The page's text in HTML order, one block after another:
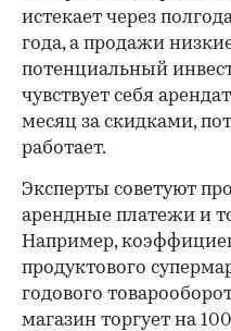
истекает через
года, а продажи
потенциальный
чувствует себя
месяц за скидками,
работает.
Эксперты советуют
арендные платежи и
Например,
продуктового
годового
магазин торгует на